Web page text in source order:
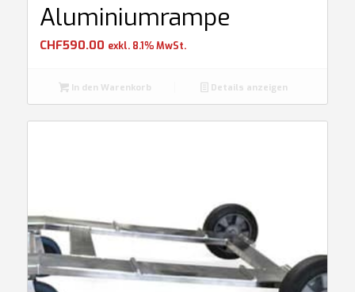
Aluminiumrampe
CHF590.00 exkl. 8.1% MwSt.
In den Warenkorb Details anzeigen